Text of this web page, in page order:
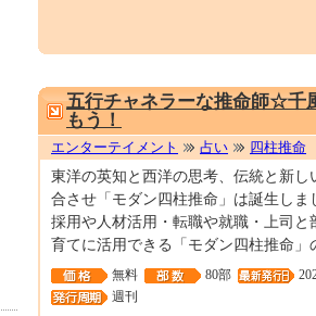
五行チャネラーな推命師☆
もう！
エンターテイメント 占い 四柱推命
東洋の英知と西洋の思考、伝統と新
合させ「モダン四柱推命」は誕生し
採用や人材活用・転職や就職・上司
育てに活用できる「モダン四柱推命」
無料 80部
週刊